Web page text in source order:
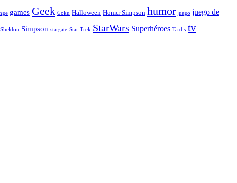
games Geek Goku Halloween Homer Simpson humor juego juego de
Sheldon Simpson stargate Star Trek StarWars Superhéroes Tardis tv